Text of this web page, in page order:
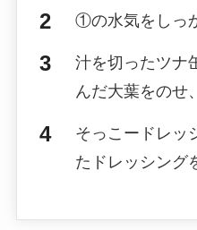
①の水気をしっ
汁を切ったツナ
んだ大葉をのせ
そっこードレッ
たドレッシング